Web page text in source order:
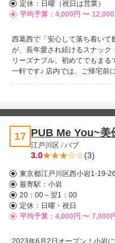
定休：日曜（祝日は営業）
平均予算：4,000円 〜
西葛西で「安心して落ち着いて
が、長年愛され続けるスナック
リーズナブル、初めてでもま
一軒です♪ 店内では、ご帰宅前に軽く一杯という気軽な利用から、今日はゆ
の明朗会計で、飲み放題なら1
かりで、ついつい通いたくなる
姿、週末はドレススタイルと、
いポイントです♪ お仕事の話から日常の何気ない会話、ちょっと大人な話題
まで、お酒片手に気軽に語り
ャージができるお店です。 カラオケ完備で、5～10名程度の団体利用にも対
応可能！優しくて美しいママが
気を体験してみてください！
17 PUB Me You~美
江戸川区 / パブ
3.0 (3)
東京都江戸川区西小岩1-19-
最寄駅： 小岩
20：00～翌1：00
定休：日曜・祝日
平均予算：4,000円 〜 7,000
2023年6月2日オープン！小岩